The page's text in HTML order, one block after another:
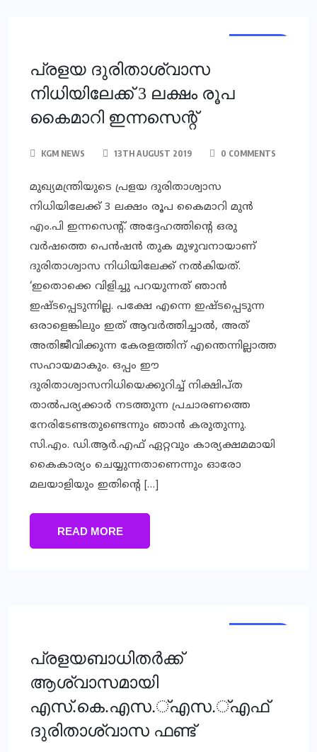
പ്രളയ ദുരിതാശ്വാസ
നിധിയിലേക്ക് 3 ലക്ഷം രൂപ
കൈമാറി ഇന്നസെന്റ്
KGM NEWS 13TH AUGUST 2019 0 COMMENTS
മുഖ്യമന്ത്രിയുടെ പ്രളയ ദുരിതാശ്വാസ
നിധിയിലേക്ക് 3 ലക്ഷം രൂപ കൈമാറി മുന്‍
എം.പി ഇന്നസെന്റ്. അദ്ദേഹത്തിന്റെ ഒരു
വര്‍ഷത്തെ പെന്‍ഷന്‍ തുക മുഴുവനായാണ്
ദുരിതാശ്വാസ നിധിയിലേക്ക് നല്‍കിയത്.
‘ഇതൊക്കെ വിളിച്ചു പറയുന്നത് ഞാന്‍
ഇഷ്ടപ്പെടുന്നില്ല. പക്ഷേ എന്നെ ഇഷ്ടപ്പെടുന്ന
ഒരാളെങ്കിലും ഇത് ആവര്‍ത്തിച്ചാല്‍, അത്
അതിജീവിക്കുന്ന കേരളത്തിന് എന്തെന്നില്ലാത്ത
സഹായമാകും. ഒപ്പം ഈ
ദുരിതാശ്വാസനിധിയെക്കുറിച്ച് നിക്ഷിപ്ത
താല്‍പര്യക്കാര്‍ നടത്തുന്ന പ്രചാരണത്തെ
നേരിടേണ്ടതുണ്ടെന്നും ഞാന്‍ കരുതുന്നു.
സി.എം. ഡി.ആര്‍.എഫ് ഏറ്റവും കാര്യക്ഷമമായി
കൈകാര്യം ചെയ്യുന്നതാണെന്നും ഓരോ
മലയാളിയും ഇതിന്റെ […]
READ MORE
പ്രളയബാധിതര്‍ക്ക്
ആശ്വാസമായി
എസ്.കെ.എസ.്എസ.്എഫ്
ദുരിതാശ്വാസ ഫണ്ട്